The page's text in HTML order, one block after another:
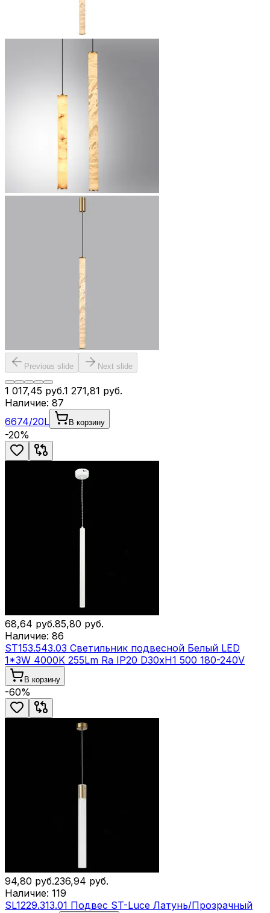
Previous slide Next slide
1 017,45 руб.1 271,81 руб.
Наличие: 87
6674/20L
В корзину
-20%
68,64 руб.85,80 руб.
Наличие: 86
ST153.543.03 Светильник подвесной Белый LED
1*3W 4000K 255Lm Ra IP20 D30xH1 500 180-240V
В корзину
-60%
94,80 руб.236,94 руб.
Наличие: 119
SL1229.313.01 Подвес ST-Luce Латунь/Прозрачный